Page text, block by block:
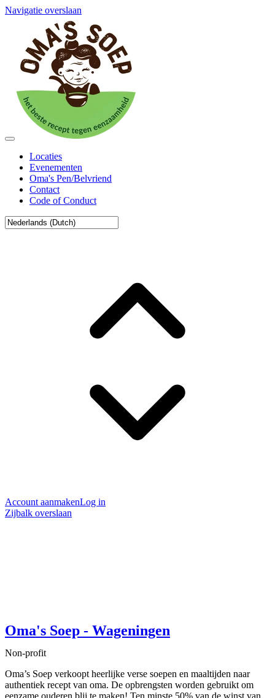
Navigatie overslaan
Locaties
Evenementen
Oma's Pen/Belvriend
Contact
Code of Conduct
Account aanmakenLog in
Zijbalk overslaan
Oma's Soep - Wageningen
Non-profit
Oma’s Soep verkoopt heerlijke verse soepen en maaltijden naar
authentiek recept van oma. De opbrengsten worden gebruikt om
eenzame ouderen blij te maken! Ten minste 50% van de winst van